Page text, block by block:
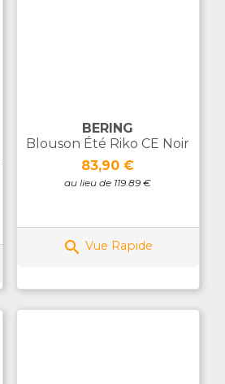
BERING
Blouson Été Riko CE Noir
Prix
83,90 €
au lieu de 119.89 €
 Vue Rapide